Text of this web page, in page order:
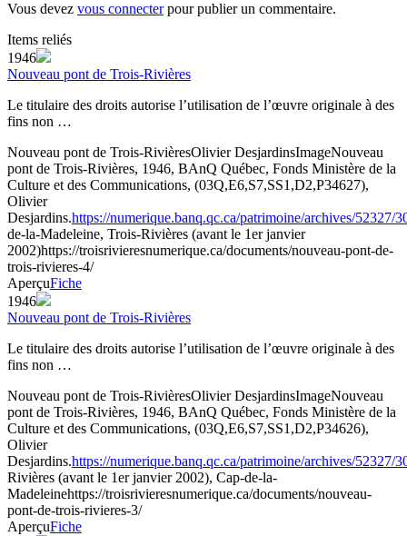
Vous devez vous connecterpour publier un commentaire.
Items reliés
1946
Nouveau pont de Trois-Rivières
Le titulaire des droits autorise l’utilisation de l’œuvre originale à des
fins non …
Nouveau pont de Trois-RivièresOlivier DesjardinsImageNouveau
pont de Trois-Rivières, 1946, BAnQ Québec, Fonds Ministère de la
Culture et des Communications, (03Q,E6,S7,SS1,D2,P34627),
Olivier
Desjardins.https://numerique.banq.qc.ca/patrimoine/archives/52327/
de-la-Madeleine, Trois-Rivières (avant le 1er janvier
2002)https://troisrivieresnumerique.ca/documents/nouveau-pont-de-
trois-rivieres-4/
AperçuFiche
1946
Nouveau pont de Trois-Rivières
Le titulaire des droits autorise l’utilisation de l’œuvre originale à des
fins non …
Nouveau pont de Trois-RivièresOlivier DesjardinsImageNouveau
pont de Trois-Rivières, 1946, BAnQ Québec, Fonds Ministère de la
Culture et des Communications, (03Q,E6,S7,SS1,D2,P34626),
Olivier
Desjardins.https://numerique.banq.qc.ca/patrimoine/archives/52327/
Rivières (avant le 1er janvier 2002), Cap-de-la-
Madeleinehttps://troisrivieresnumerique.ca/documents/nouveau-
pont-de-trois-rivieres-3/
AperçuFiche